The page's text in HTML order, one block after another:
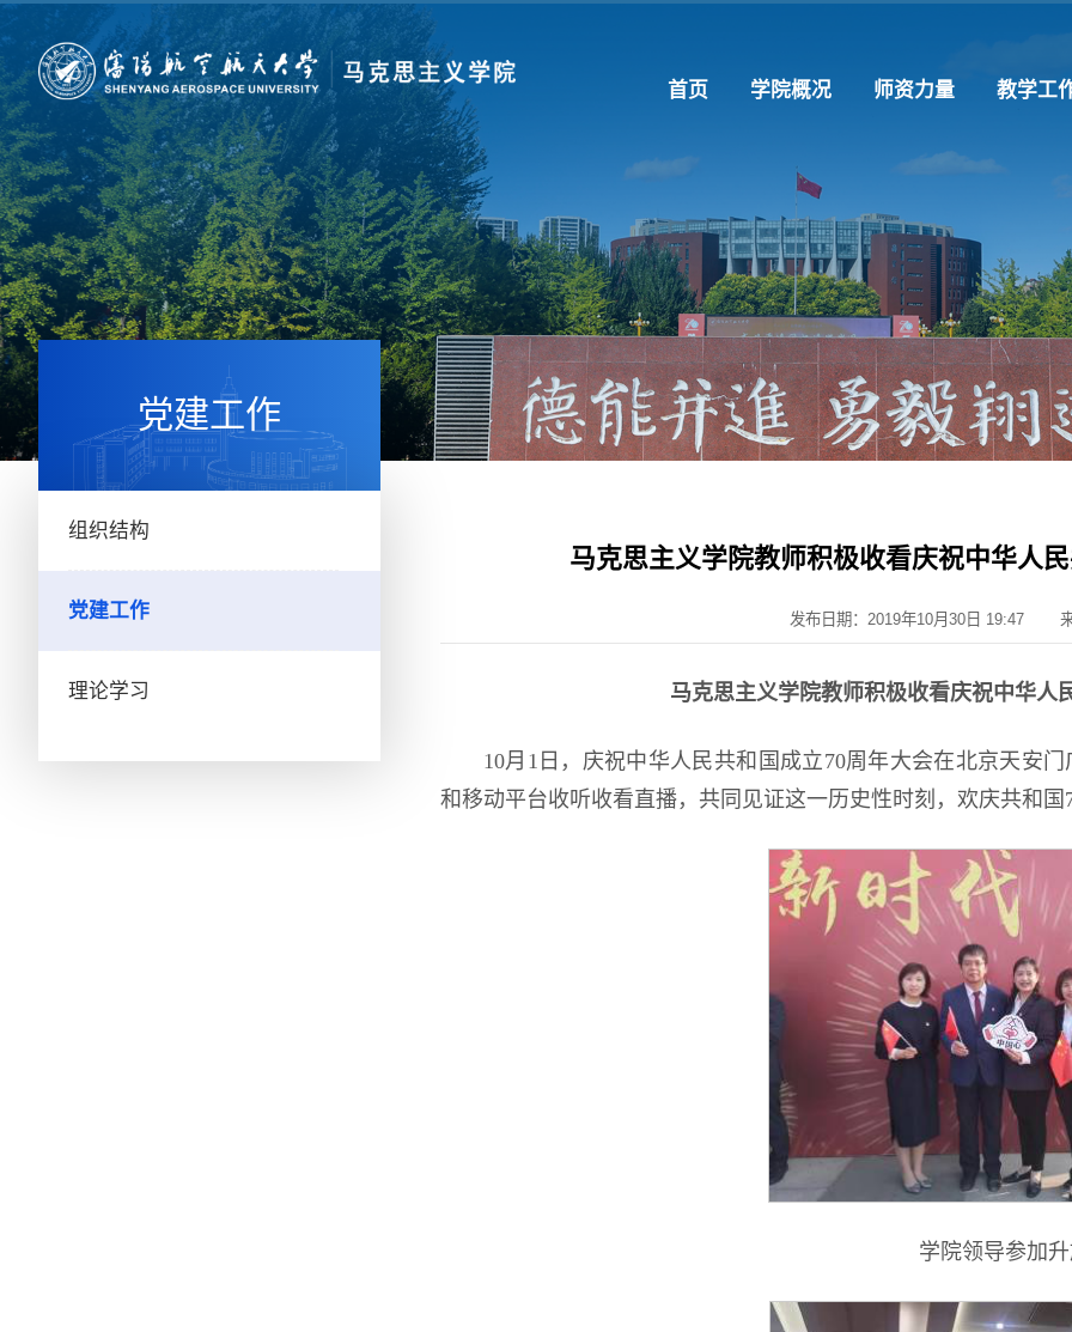
首页 学院概况 师资力量 教学工
党建工作
组织结构
党建工作
理论学习
马克思主义学院教师积极收看庆祝中华人
发布日期：2019年10月30日 19:47
马克思主义学院教师积极收看庆祝中华人
10月1日，庆祝中华人民共和国成立70周年大会在北京天安
和移动平台收听收看直播，共同见证这一历史性时刻，欢庆共和国
学院领导参加